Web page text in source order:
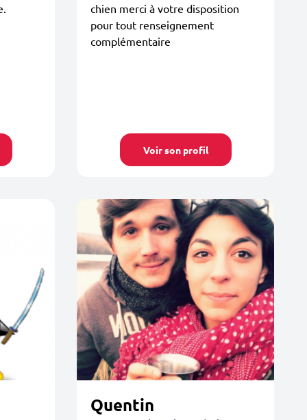
chien merci à votre disposition
pour tout renseignement
complémentaire
Voir son profil
Quentin